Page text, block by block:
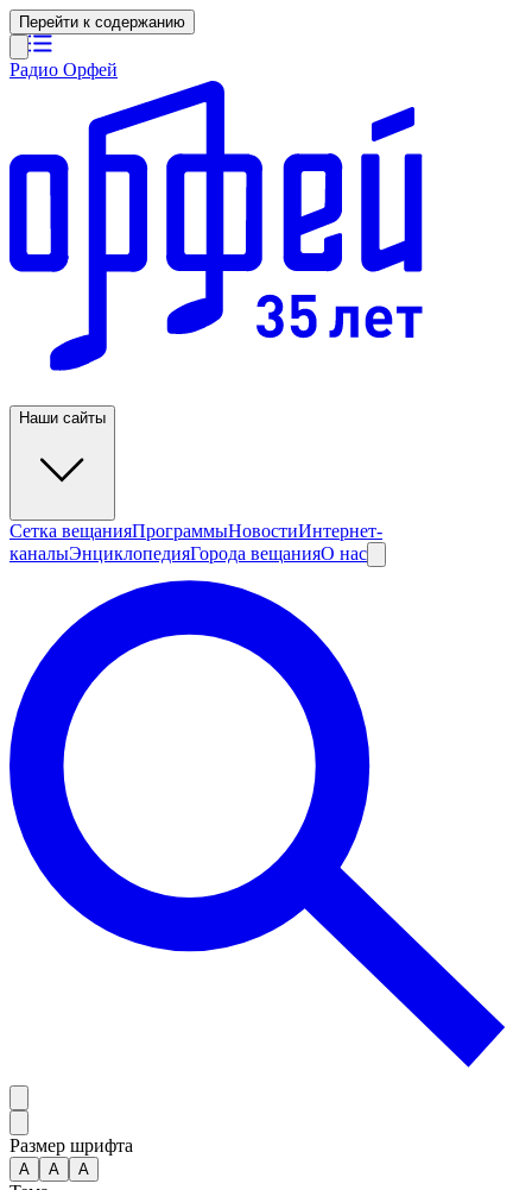
Перейти к содержанию
Радио Орфей
Наши сайты
Сетка вещанияПрограммыНовостиИнтернет-
каналыЭнциклопедияГорода вещанияО нас
Размер шрифта
А A A